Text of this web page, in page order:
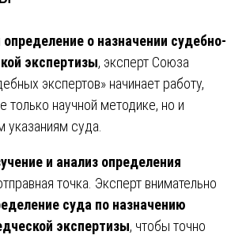
определение о назначении судебно-
экспертизы, эксперт Союза
экспертов» начинает работу,
только научной методике, но и
суда.
и анализ определения
точка. Эксперт внимательно
суда по назначению
экспертизы, чтобы точно